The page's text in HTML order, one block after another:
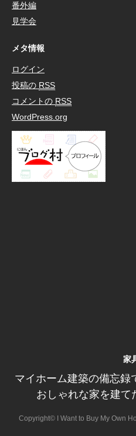
番外編
見学会
メタ情報
ログイン
投稿の RSS
コメントの RSS
WordPress.org
家
マイホーム建築の備忘録
おしゃれな家を建て
Copyright© I Want to Buy My Own